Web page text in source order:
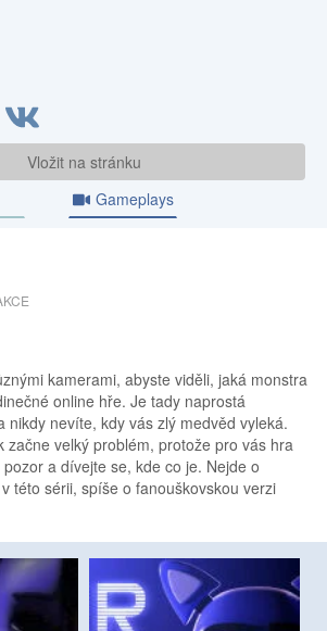
Vložit na stránku
Gameplays
kamerami, abyste viděli, jaká monstra
online hře. Je tady naprostá
nikdy nevíte, kdy vás zlý medvěd vyleká.
začne velký problém, protože pro vás hra
a dívejte se, kde co je. Nejde o
této sérii, spíše o fanouškovskou verzi